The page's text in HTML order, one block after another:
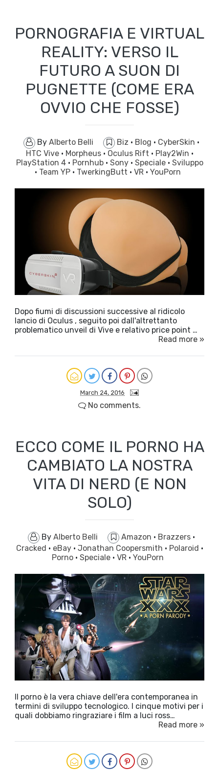
PORNOGRAFIA E VIRTUAL
REALITY: VERSO IL
FUTURO A SUON DI
PUGNETTE (COME ERA
OVVIO CHE FOSSE)
By Alberto Belli Biz · Blog · CyberSkin ·
HTC Vive · Morpheus · Oculus Rift · Play2Win ·
PlayStation 4 · Pornhub · Sony · Speciale · Sviluppo
· Team YP · TwerkingButt · VR · YouPorn
Dopo fiumi di discussioni successive al ridicolo
lancio di Oculus , seguito poi dall'altrettanto
problematico unveil di Vive e relativo price point …
Read more »
March 24, 2016
No comments.
ECCO COME IL PORNO HA
CAMBIATO LA NOSTRA
VITA DI NERD (E NON
SOLO)
By Alberto Belli Amazon · Brazzers ·
Cracked · eBay · Jonathan Coopersmith · Polaroid ·
Porno · Speciale · VR · YouPorn
Il porno è la vera chiave dell'era contemporanea in
termini di sviluppo tecnologico. I cinque motivi per i
quali dobbiamo ringraziare i film a luci ross…
Read more »